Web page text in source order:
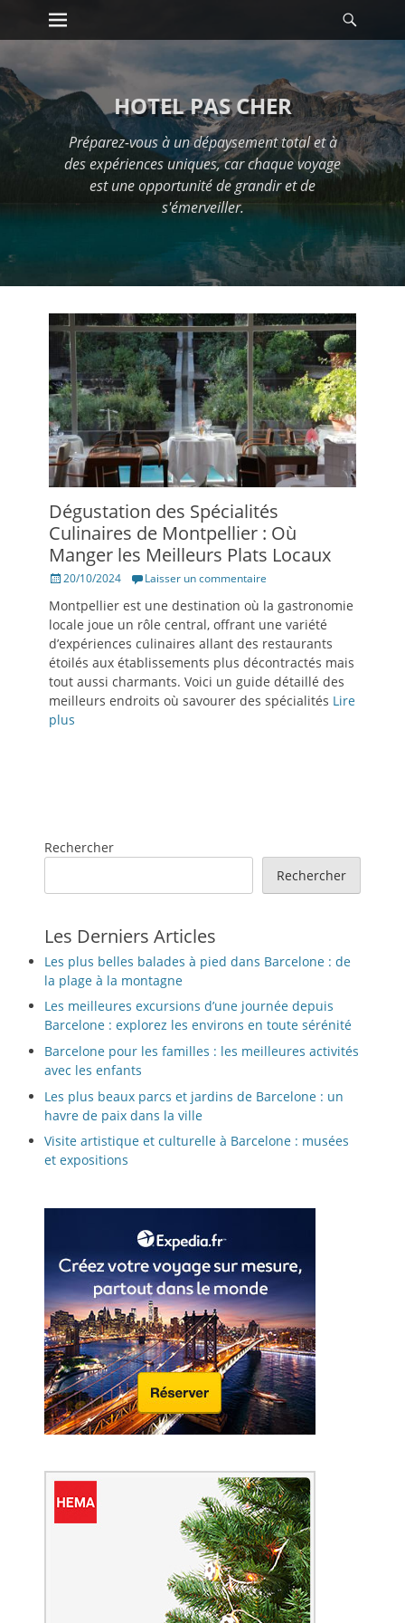
Passer
au
Premier menu
HOTEL PAS CHER
Préparez-vous à un dépaysement total et à
des expériences uniques, car chaque voyage
est une opportunité de grandir et de
s'émerveiller.
Dégustation des Spécialités
Culinaires de Montpellier : Où
Manger les Meilleurs Plats Locaux
Posté20/10/2024 Laisser un commentaire
Montpellier est une destination où la gastronomie
locale joue un rôle central, offrant une variété
d’expériences culinaires allant des restaurants
étoilés aux établissements plus décontractés mais
tout aussi charmants. Voici un guide détaillé des
meilleurs endroits où savourer des spécialités Lire
plus
Rechercher
Rechercher
Les Derniers Articles
Les plus belles balades à pied dans Barcelone : de
la plage à la montagne
Les meilleures excursions d’une journée depuis
Barcelone : explorez les environs en toute sérénité
Barcelone pour les familles : les meilleures activités
avec les enfants
Les plus beaux parcs et jardins de Barcelone : un
havre de paix dans la ville
Visite artistique et culturelle à Barcelone : musées
et expositions